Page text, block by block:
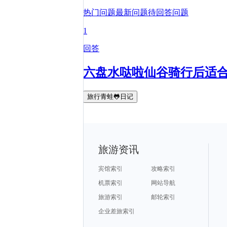
热门问题最新问题待回答问题
1
回答
六盘水哒啦仙谷骑行后适
旅行青蛙🐸日记
旅游资讯
宾馆索引
攻略索引
机票索引
网站导航
旅游索引
邮轮索引
企业差旅索引